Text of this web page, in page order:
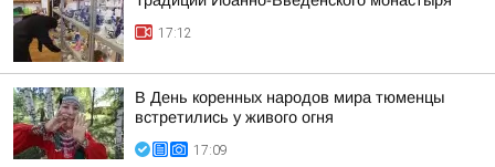
17:12
В День коренных народов мира тюменцы
встретились у живого огня
17:09